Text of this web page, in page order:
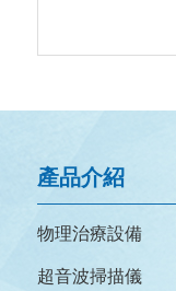
產品介紹
物理治療設備
超音波掃描儀